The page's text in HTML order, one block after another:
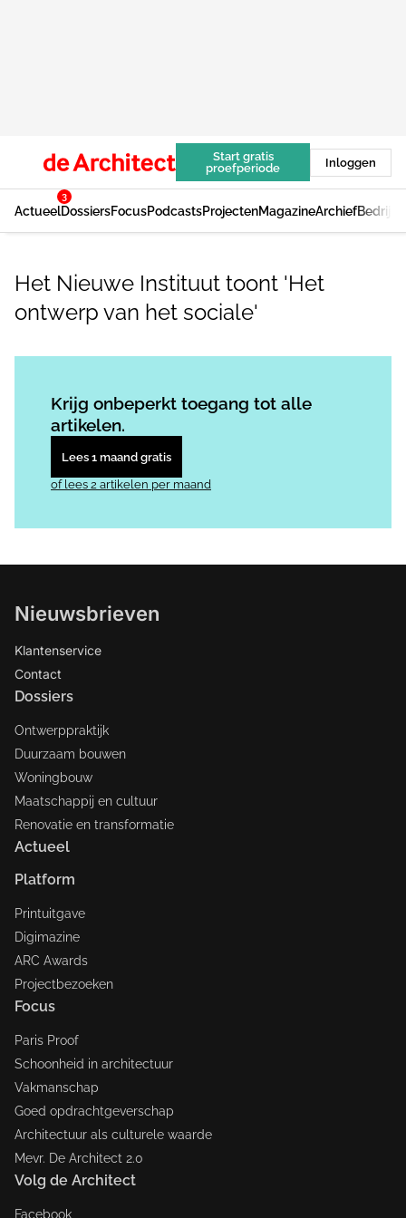
Start gratis
proefperiode
Inloggen
Actueel
3
DossiersFocusPodcastsProjectenMagazineArchief
Het Nieuwe Instituut toont 'Het
ontwerp van het sociale'
Krijg onbeperkt toegang tot alle
artikelen.
Lees 1 maand gratis
of lees 2 artikelen per maand
Nieuwsbrieven
Klantenservice
Contact
Dossiers
Ontwerppraktijk
Duurzaam bouwen
Woningbouw
Maatschappij en cultuur
Renovatie en transformatie
Actueel
Platform
Printuitgave
Digimazine
ARC Awards
Projectbezoeken
Focus
Paris Proof
Schoonheid in architectuur
Vakmanschap
Goed opdrachtgeverschap
Architectuur als culturele waarde
Mevr. De Architect 2.0
Volg de Architect
Facebook